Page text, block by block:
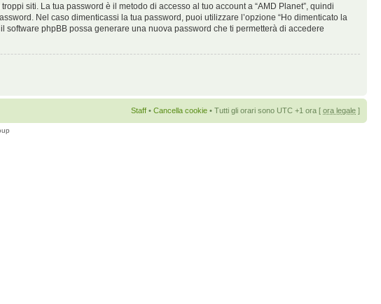
siti. La tua password è il metodo di accesso al tuo account a “AMD Planet”, quindi
Nel caso dimenticassi la tua password, puoi utilizzare l’opzione “Ho dimenticato la
phpBB possa generare una nuova password che ti permetterà di accedere
Staff • Cancella cookie • Tutti gli orari sono UTC +1 ora [ ora legale ]